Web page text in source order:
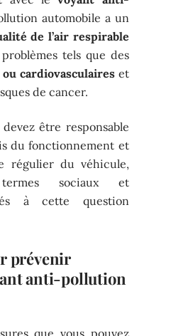
automobile a un
de l’air respirable
tels que des
cardiovasculaireset
de cancer.
être responsable
du fonctionnement et
régulier du véhicule,
sociaux et
à cette question
prévenir
anti-pollution